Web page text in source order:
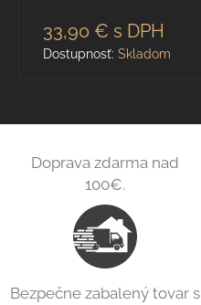
33,90 € s DPH
Dostupnosť: Skladom
Doprava zdarma nad
100€.
Bezpečne zabalený tovar s